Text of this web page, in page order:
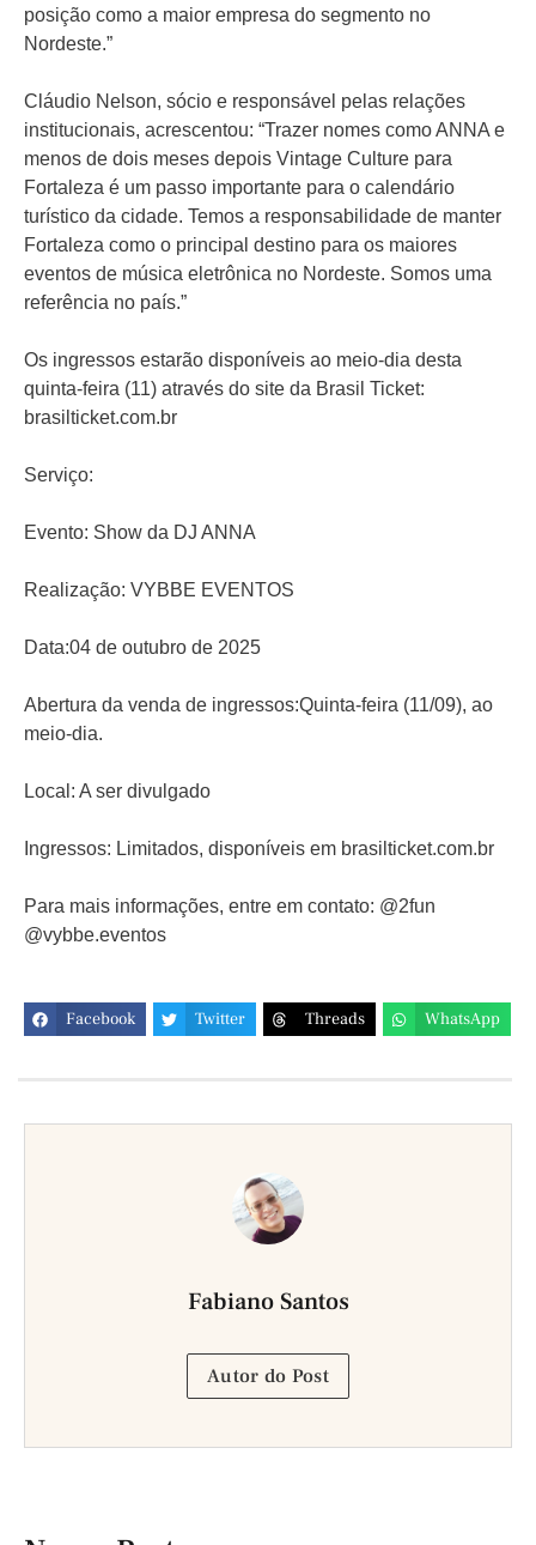
posição como a maior empresa do segmento no
Nordeste.”
Cláudio Nelson, sócio e responsável pelas relações
institucionais, acrescentou: “Trazer nomes como ANNA e
menos de dois meses depois Vintage Culture para
Fortaleza é um passo importante para o calendário
turístico da cidade. Temos a responsabilidade de manter
Fortaleza como o principal destino para os maiores
eventos de música eletrônica no Nordeste. Somos uma
referência no país.”
Os ingressos estarão disponíveis ao meio-dia desta
quinta-feira (11) através do site da Brasil Ticket:
brasilticket.com.br
Serviço:
Evento: Show da DJ ANNA
Realização: VYBBE EVENTOS
Data:04 de outubro de 2025
Abertura da venda de ingressos:Quinta-feira (11/09), ao
meio-dia.
Local: A ser divulgado
Ingressos: Limitados, disponíveis em brasilticket.com.br
Para mais informações, entre em contato: @2fun
@vybbe.eventos
Facebook Twitter Threads WhatsApp
Fabiano Santos
Autor do Post